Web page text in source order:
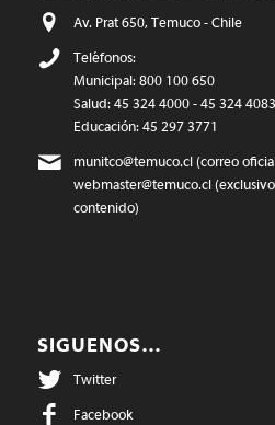
Av. Prat 650, Temuco - Chile
Teléfonos:
Municipal: 800 100 650
Salud: 45 324 4000 - 45 324 4083
Educación: 45 297 3771
munitco@temuco.cl(correo
webmaster@temuco.cl(exclusivo
contenido)
SIGUENOS…
Twitter
Facebook